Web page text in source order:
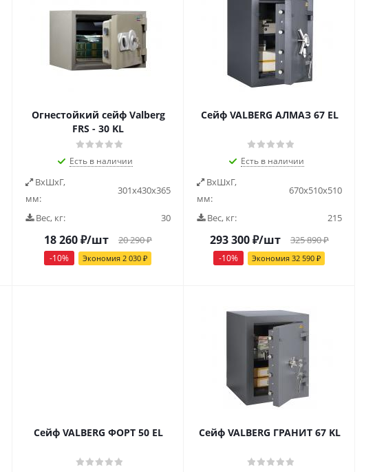
Огнестойкий сейф Valberg
FRS - 30 KL
Есть в наличии
ВxШxГ,
мм:
301х430х365
Вес, кг: 30
18 260₽/шт 20 290₽
-10% Экономия 2 030 ₽
Сейф VALBERG АЛМАЗ 67 EL
Есть в наличии
ВxШxГ,
мм:
670х510х510
Вес, кг: 215
293 300₽/шт 325 890₽
-10% Экономия 32 590 ₽
Сейф VALBERG ФОРТ 50 EL Сейф VALBERG ГРАНИТ 67 KL